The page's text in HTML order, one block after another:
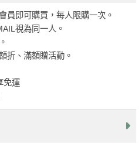
員即可購買，每人限購一次。
視為同一人。
折、滿額贈活動。
免運